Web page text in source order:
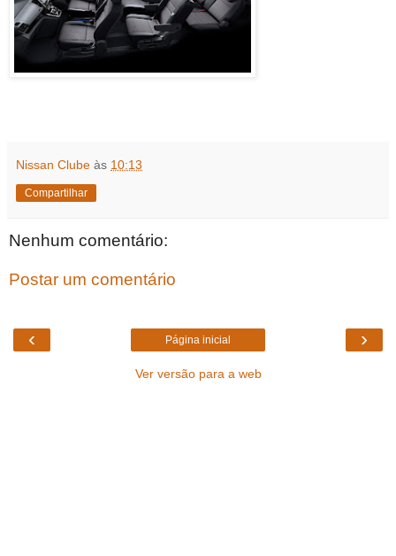
Nissan Clube às 10:13
Compartilhar
Nenhum comentário:
Postar um comentário
‹ ›
Página inicial
Ver versão para a web